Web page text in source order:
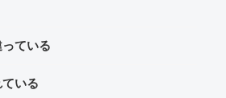
ている
いる